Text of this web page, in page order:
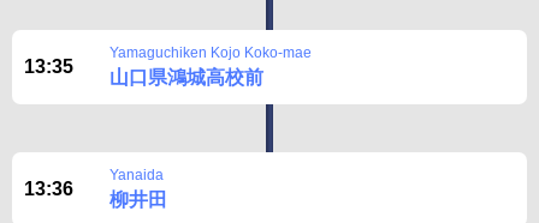
13:35
Yamaguchiken Kojo Koko-mae
山口県鴻城高校前
13:36
Yanaida
柳井田